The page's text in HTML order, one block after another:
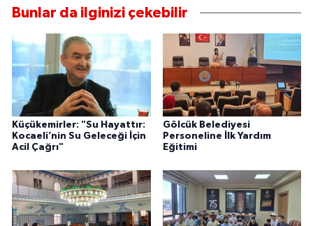
Bunlar da ilginizi çekebilir
Küçükemirler: "Su Hayattır:
Kocaeli’nin Su Geleceği İçin
Acil Çağrı"
Gölcük Belediyesi
Personeline İlk Yardım
Eğitimi